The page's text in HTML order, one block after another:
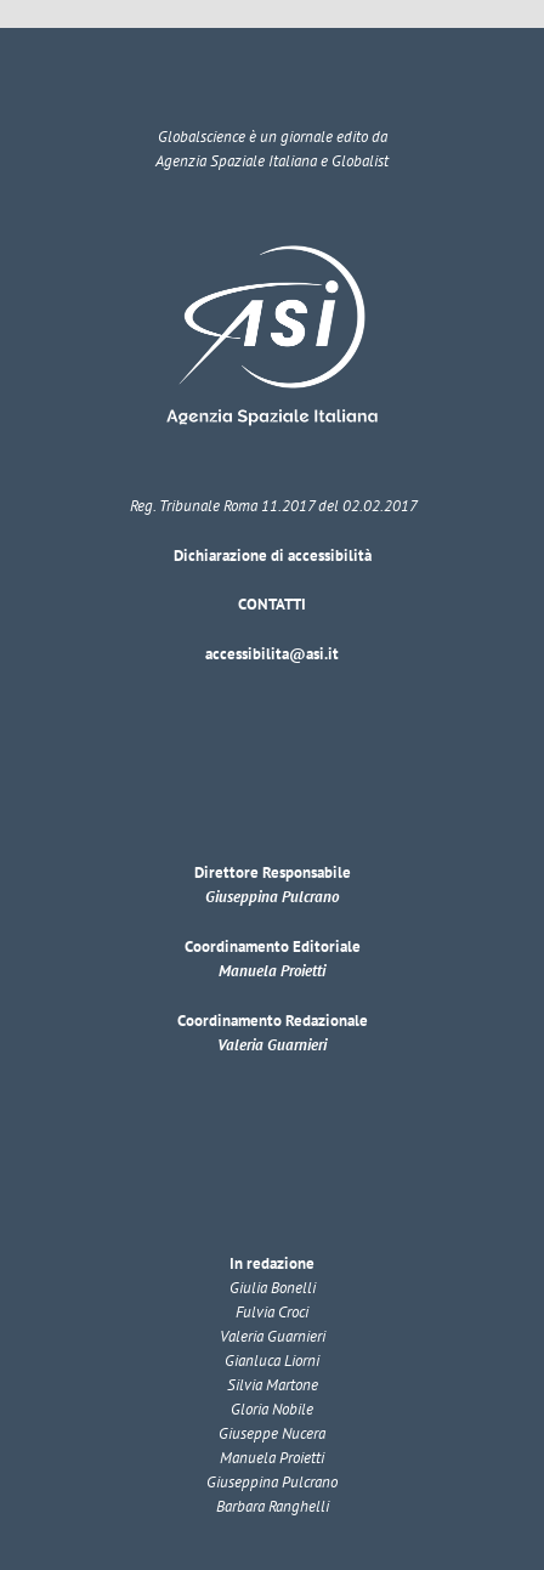
Globalscienceè un giornale edito da
Agenzia Spaziale Italiana e Globalist
Reg. Tribunale Roma 11.2017 del 02.02.2017
Dichiarazione di accessibilità
CONTATTI
accessibilita@asi.it
Direttore Responsabile
Giuseppina Pulcrano
Coordinamento Editoriale
Manuela Proietti
Coordinamento Redazionale
Valeria Guarnieri
In redazione
Giulia Bonelli
Fulvia Croci
Valeria Guarnieri
Gianluca Liorni
Silvia Martone
Gloria Nobile
Giuseppe Nucera
Manuela Proietti
Giuseppina Pulcrano
Barbara Ranghelli